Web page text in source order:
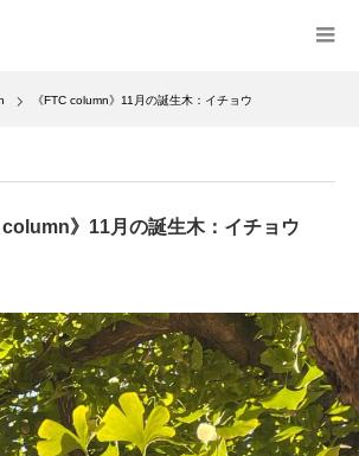
《FTC column》11月の誕生木：イチョウ
column》11月の誕生木：イチョウ